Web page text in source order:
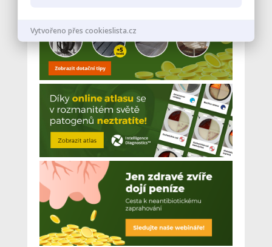
Vytvořeno přes cookieslista.cz